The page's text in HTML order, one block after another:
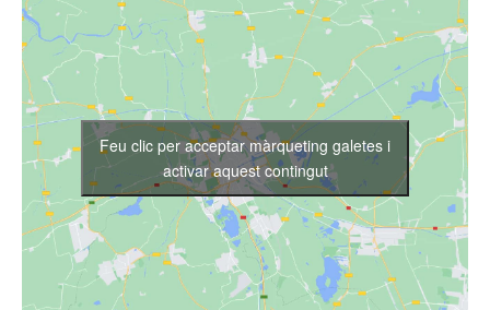
Feu clic per acceptar màrqueting galetes i
activar aquest contingut